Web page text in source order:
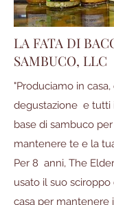
LA FATA DI
SAMBUCO, LLC
"Produciamo in
degustazione e tutti
base di sambuco
mantenere te e la
Per 8 anni, The
usato il suo
casa per mantenere